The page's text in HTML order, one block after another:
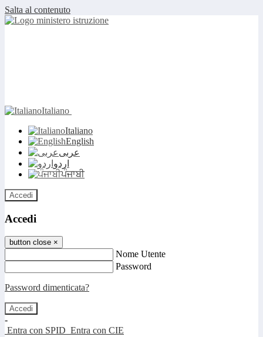
Salta al contenuto
Italiano
Italiano
English
عربى
اردو
ਪੰਜਾਬੀ
Accedi
Accedi
button close ×
Nome Utente
Password
Password dimenticata?
-
Entra con SPID Entra con CIE